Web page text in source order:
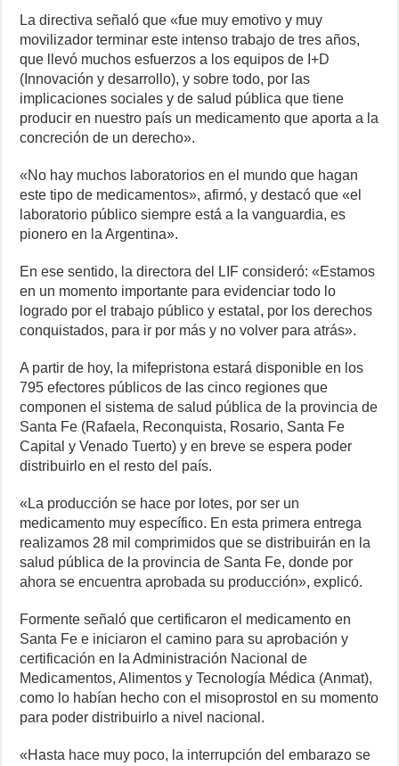
La directiva señaló que «fue muy emotivo y muy
movilizador terminar este intenso trabajo de tres años,
que llevó muchos esfuerzos a los equipos de I+D
(Innovación y desarrollo), y sobre todo, por las
implicaciones sociales y de salud pública que tiene
producir en nuestro país un medicamento que aporta a la
concreción de un derecho».
«No hay muchos laboratorios en el mundo que hagan
este tipo de medicamentos», afirmó, y destacó que «el
laboratorio público siempre está a la vanguardia, es
pionero en la Argentina».
En ese sentido, la directora del LIF consideró: «Estamos
en un momento importante para evidenciar todo lo
logrado por el trabajo público y estatal, por los derechos
conquistados, para ir por más y no volver para atrás».
A partir de hoy, la mifepristona estará disponible en los
795 efectores públicos de las cinco regiones que
componen el sistema de salud pública de la provincia de
Santa Fe (Rafaela, Reconquista, Rosario, Santa Fe
Capital y Venado Tuerto) y en breve se espera poder
distribuirlo en el resto del país.
«La producción se hace por lotes, por ser un
medicamento muy específico. En esta primera entrega
realizamos 28 mil comprimidos que se distribuirán en la
salud pública de la provincia de Santa Fe, donde por
ahora se encuentra aprobada su producción», explicó.
Formente señaló que certificaron el medicamento en
Santa Fe e iniciaron el camino para su aprobación y
certificación en la Administración Nacional de
Medicamentos, Alimentos y Tecnología Médica (Anmat),
como lo habían hecho con el misoprostol en su momento
para poder distribuirlo a nivel nacional.
«Hasta hace muy poco, la interrupción del embarazo se